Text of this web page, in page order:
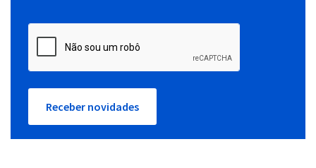
Receber novidades